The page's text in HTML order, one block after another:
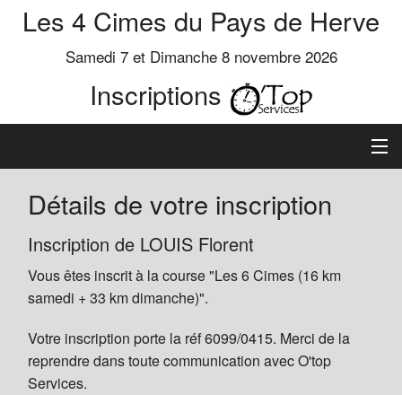
Les 4 Cimes du Pays de Herve
Samedi 7 et Dimanche 8 novembre 2026
Inscriptions
Inscription
Préinscrits
Informations
Détails de votre inscription
Inscription de LOUIS Florent
Vous êtes inscrit à la course "Les 6 Cimes (16 km
samedi + 33 km dimanche)".
Votre inscription porte la réf 6099/0415. Merci de la
reprendre dans toute communication avec O'top
Services.